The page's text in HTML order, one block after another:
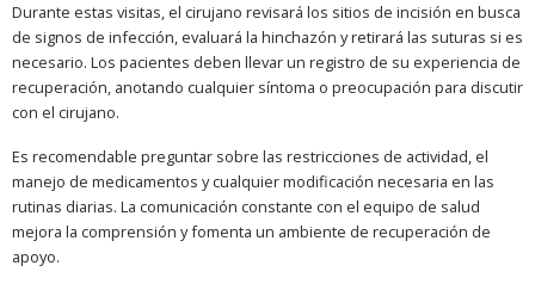
Durante estas visitas, el cirujano revisará los sitios de incisión en busca
de signos de infección, evaluará la hinchazón y retirará las suturas si es
necesario. Los pacientes deben llevar un registro de su experiencia de
recuperación, anotando cualquier síntoma o preocupación para discutir
con el cirujano.
Es recomendable preguntar sobre las restricciones de actividad, el
manejo de medicamentos y cualquier modificación necesaria en las
rutinas diarias. La comunicación constante con el equipo de salud
mejora la comprensión y fomenta un ambiente de recuperación de
apoyo.